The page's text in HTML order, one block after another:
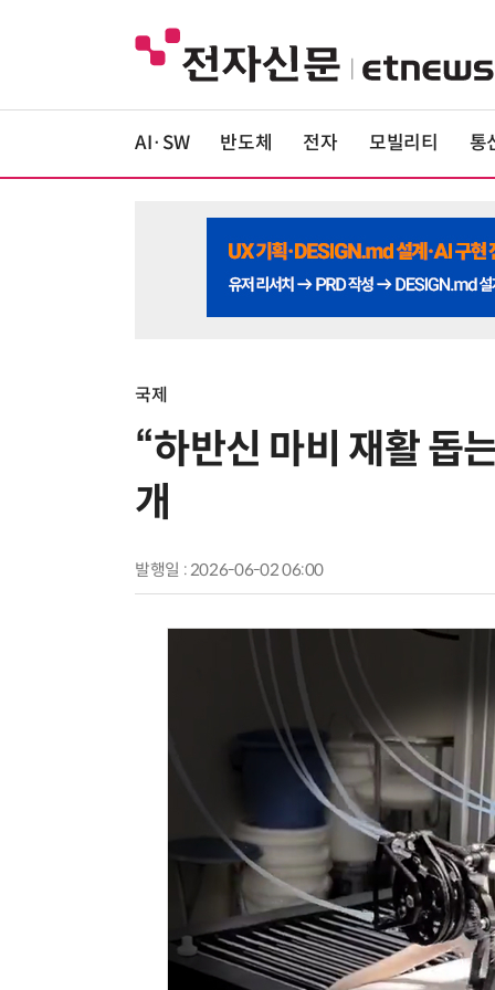
AI·SW 반도체 전자 모빌리티 통
국제
“하반신 마비 재활 돕
개
발행일 : 2026-06-02 06:00